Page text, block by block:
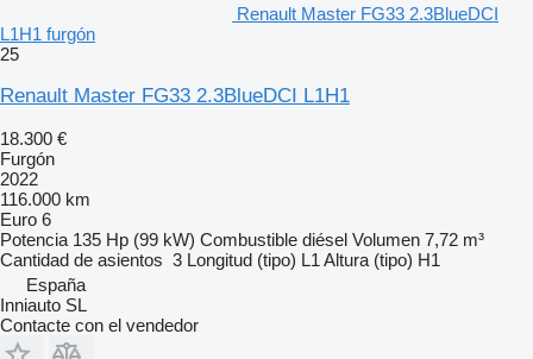
Renault Master FG33 2.3BlueDCI
L1H1 furgón
25
Renault Master FG33 2.3BlueDCI L1H1
18.300 €
Furgón
2022
116.000 km
Euro 6
Potencia 135 Hp (99 kW) Combustible diésel Volumen 7,72 m³
Cantidad de asientos 3 Longitud (tipo) L1 Altura (tipo) H1
España
Inniauto SL
Contacte con el vendedor